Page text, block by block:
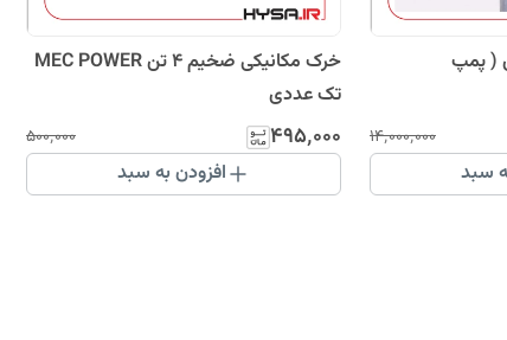
درآر امگا 2 تن ( پمپ
۱۴٬۰۰۰٬۰۰۰
سبد
خرک مکانیکی ضخیم 4 تن MEC POWER
تک عددی
۴۹۵٬۰۰۰ ۵۰۰٬۰۰۰
افزودن به سبد